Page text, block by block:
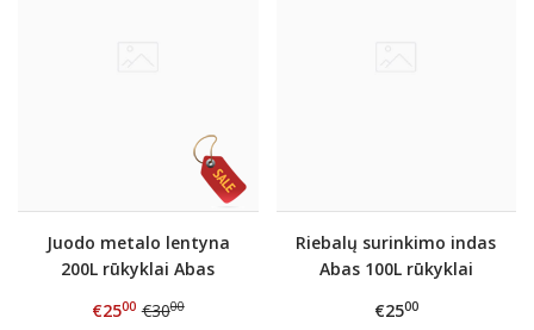
Juodo metalo lentyna
200L rūkyklai Abas
€2500 €3000
Riebalų surinkimo indas
Abas 100L rūkyklai
€2500